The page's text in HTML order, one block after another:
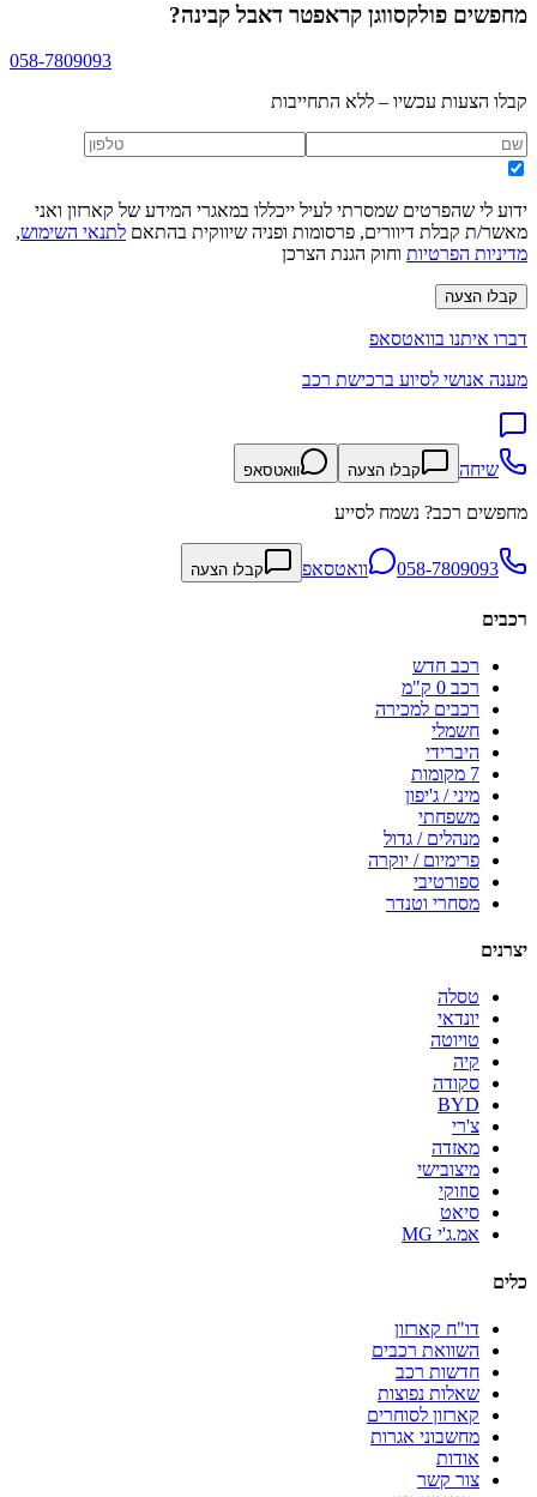
מחפשים פולקסווגן קראפטר דאבל קבינה?
058-7809093
קבלו הצעות עכשיו – ללא התחייבות
ידוע לי שהפרטים שמסרתי לעיל ייכללו במאגרי המידע של קארזון ואני
מאשר/ת קבלת דיוורים, פרסומות ופניה שיווקית בהתאם לתנאי השימוש,
מדיניות הפרטיות וחוק הגנת הצרכן
קבלו הצעה
דברו איתנו בוואטסאפ
מענה אנושי לסיוע ברכישת רכב
שיחה קבלו הצעה וואטסאפ
מחפשים רכב? נשמח לסייע
058-7809093 וואטסאפ קבלו הצעה
רכבים
רכב חדש
רכב 0 ק"מ
רכבים למכירה
חשמלי
היברידי
7 מקומות
מיני / ג'יפון
משפחתי
מנהלים / גדול
פרימיום / יוקרה
ספורטיבי
מסחרי וטנדר
יצרנים
טסלה
יונדאי
טויוטה
קיה
סקודה
BYD
צ'רי
מאזדה
מיצובישי
סוזוקי
סיאט
אמ.ג'י MG
כלים
דו"ח קארזון
השוואת רכבים
חדשות רכב
שאלות נפוצות
קארזון לסוחרים
מחשבוני אגרות
אודות
צור קשר